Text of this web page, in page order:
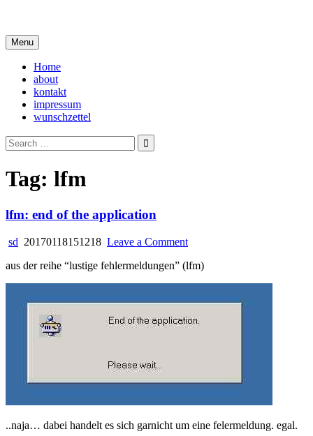
content
Menu
Home
about
kontakt
impressum
wunschzettel
Search
for:
Tag: lfm
lfm: end of the application
sd 20170118151218 Leave a Commenton
end
application
aus der reihe “lustige fehlermeldungen” (lfm)
..naja… dabei handelt es sich garnicht um eine felermeldung. egal.